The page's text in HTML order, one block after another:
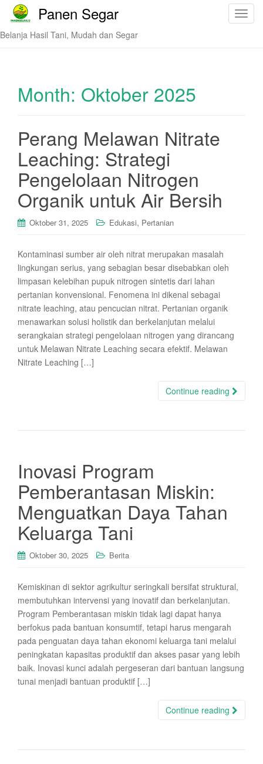
T
Panen Segar
Belanja Hasil Tani, Mudah dan Segar
Month: Oktober 2025
Perang Melawan Nitrate
Leaching: Strategi
Pengelolaan Nitrogen
Organik untuk Air Bersih
Oktober 31, 2025 Edukasi, Pertanian
Kontaminasi sumber air oleh nitrat merupakan masalah
lingkungan serius, yang sebagian besar disebabkan oleh
limpasan kelebihan pupuk nitrogen sintetis dari lahan
pertanian konvensional. Fenomena ini dikenal sebagai
nitrate leaching, atau pencucian nitrat. Pertanian organik
menawarkan solusi holistik dan berkelanjutan melalui
serangkaian strategi pengelolaan nitrogen yang dirancang
untuk Melawan Nitrate Leaching secara efektif. Melawan
Nitrate Leaching […]
Continue reading
Inovasi Program
Pemberantasan Miskin:
Menguatkan Daya Tahan
Keluarga Tani
Oktober 30, 2025 Berita
Kemiskinan di sektor agrikultur seringkali bersifat struktural,
membutuhkan intervensi yang inovatif dan berkelanjutan.
Program Pemberantasan miskin tidak lagi dapat hanya
berfokus pada bantuan konsumtif, tetapi harus mengarah
pada penguatan daya tahan ekonomi keluarga tani melalui
peningkatan kapasitas produktif dan akses pasar yang lebih
baik. Inovasi kunci adalah pergeseran dari bantuan langsung
tunai menjadi bantuan produktif […]
Continue reading